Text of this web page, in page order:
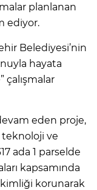
planlanan
ediyor.
Belediyesi’nin
hayata
çalışmalar
eden proje,
teknoloji ve
ada 1 parselde
kapsamında
kimliği korunarak